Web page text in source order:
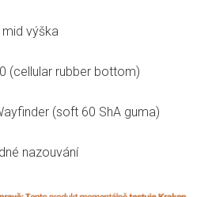
výška
(cellular rubber bottom)
(soft 60 ShA guma)
nazouvání